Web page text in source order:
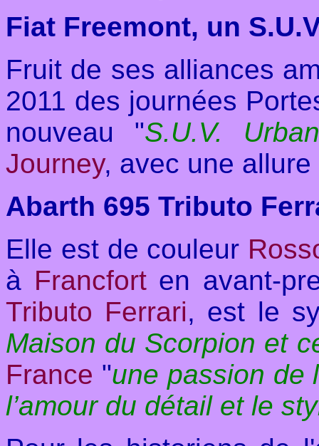
Fiat Freemont, un
Fruit de ses alliances
2011 des journées
nouveau "S.U.V. Urban
Journey, avec une
Abarth 695 Tributo
Elle est de couleur
à Francforten avant-
Tributo Ferrari, est le
Maison du Scorpion et
France "une passion de
l’amour du détail et le